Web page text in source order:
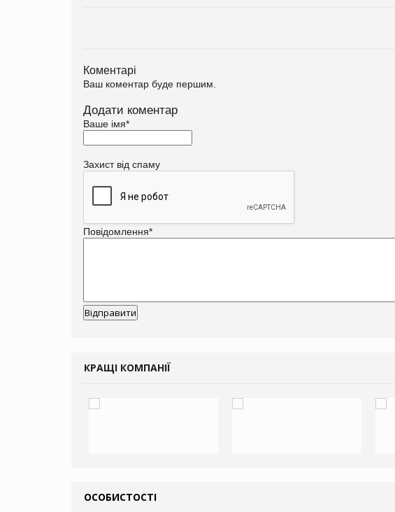
Коментарі
Ваш коментар буде першим.
Додати коментар
Ваше імя*
Захист від спаму
Повідомлення*
КРАЩІ КОМПАНІЇ
ОСОБИСТОСТІ